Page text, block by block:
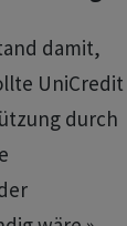
damit,
UniCredit
durch